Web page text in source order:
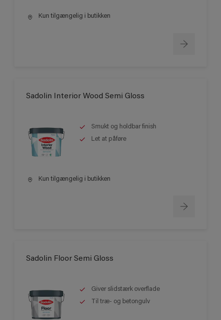
Kun tilgængelig i butikken
Sadolin Interior Wood Semi Gloss
Smukt og holdbar finish
Let at påføre
Kun tilgængelig i butikken
Sadolin Floor Semi Gloss
Giver slidstærk overflade
Til træ- og betongulv